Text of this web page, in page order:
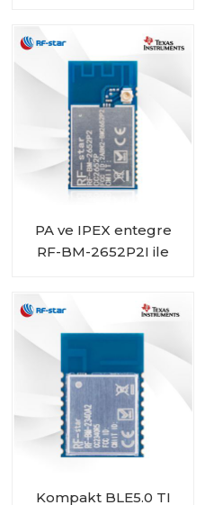
PA ve IPEX entegre
RF-BM-2652P2I ile
Kompakt BLE5.0 TI